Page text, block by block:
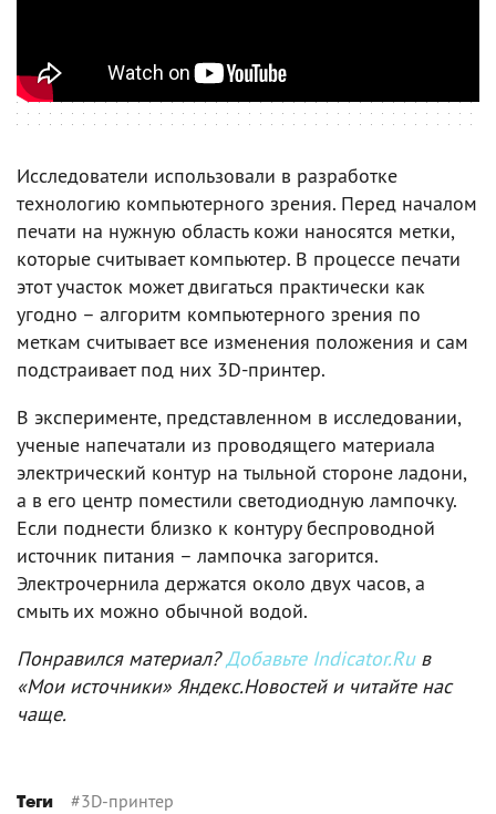
Исследователи использовали в разработке
технологию компьютерного зрения. Перед началом
печати на нужную область кожи наносятся метки,
которые считывает компьютер. В процессе печати
этот участок может двигаться практически как
угодно – алгоритм компьютерного зрения по
меткам считывает все изменения положения и сам
подстраивает под них 3D-принтер.
В эксперименте, представленном в исследовании,
ученые напечатали из проводящего материала
электрический контур на тыльной стороне ладони,
а в его центр поместили светодиодную лампочку.
Если поднести близко к контуру беспроводной
источник питания – лампочка загорится.
Электрочернила держатся около двух часов, а
смыть их можно обычной водой.
Понравился материал?Добавьте Indicator.Ruв
«Мои источники» Яндекс.Новостей и читайте нас
чаще.
Теги #3D-принтер